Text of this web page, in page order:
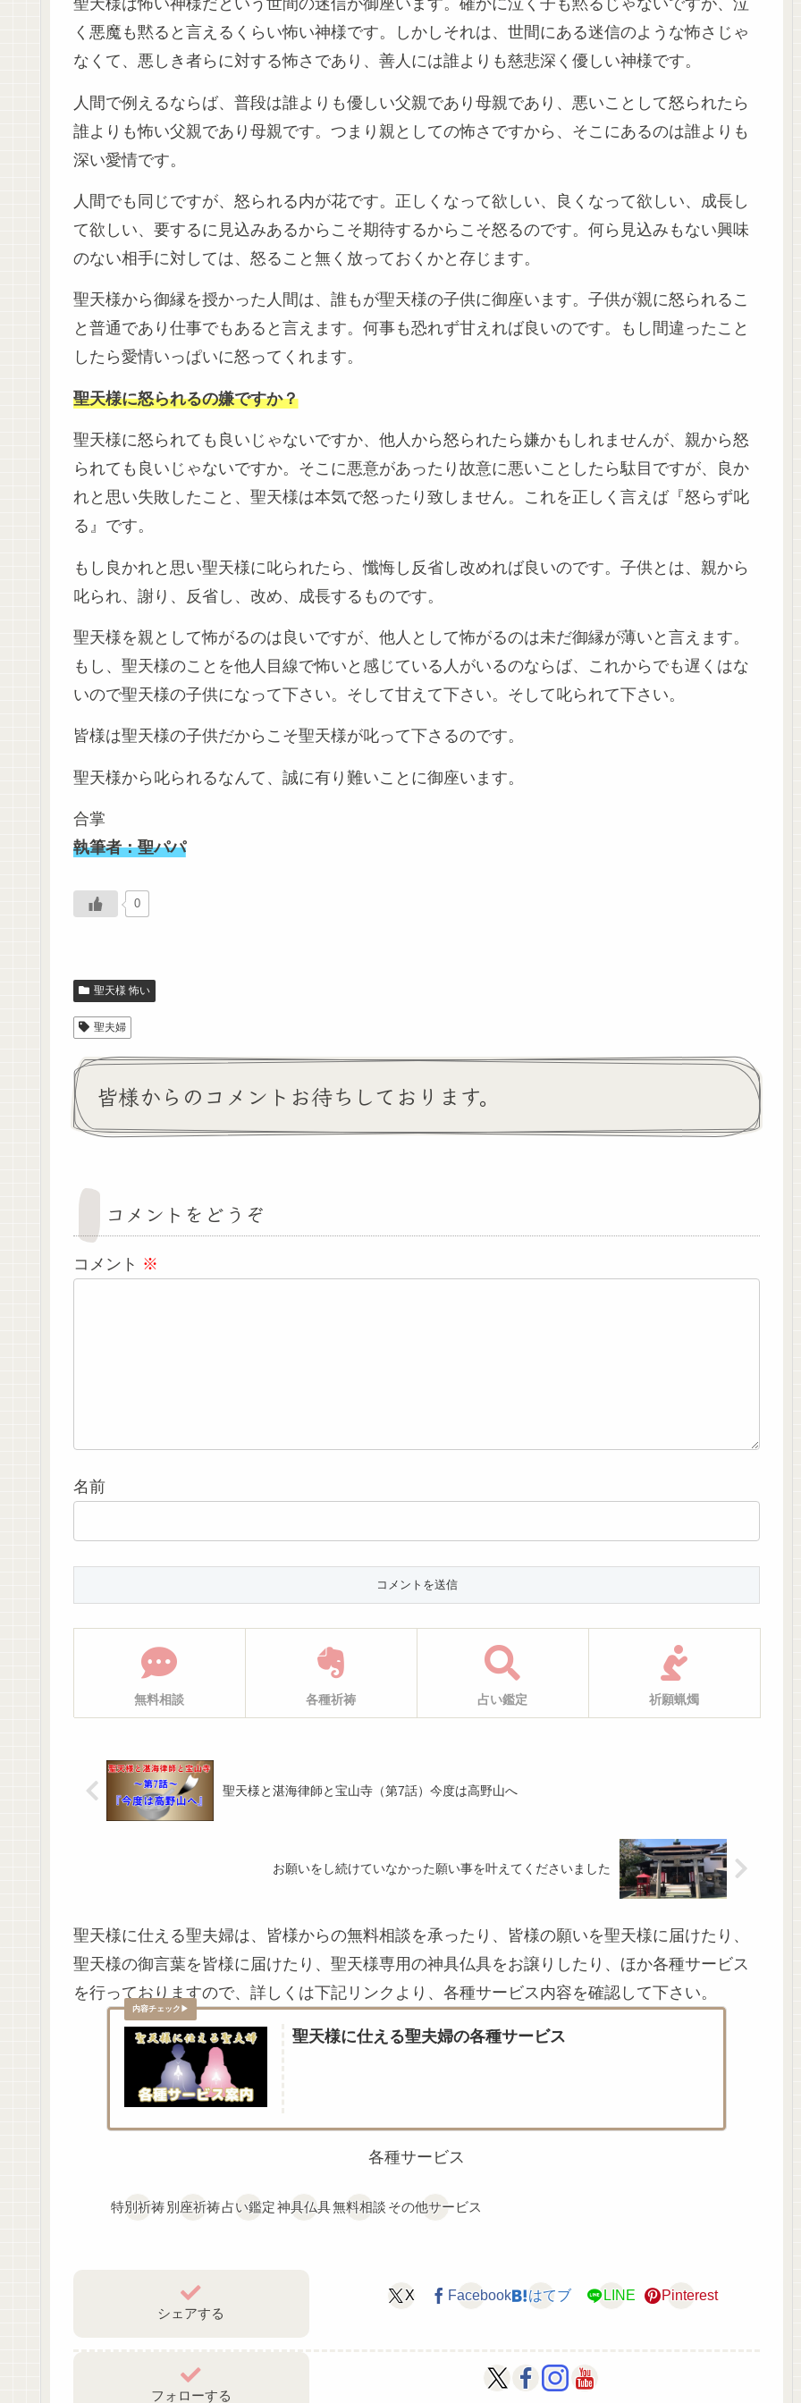
聖天様は怖い神様だという世間の迷信が御座います。確かに泣く子も黙るじゃないですが、泣
く悪魔も黙ると言えるくらい怖い神様です。しかしそれは、世間にある迷信のような怖さじゃ
なくて、悪しき者らに対する怖さであり、善人には誰よりも慈悲深く優しい神様です。
人間で例えるならば、普段は誰よりも優しい父親であり母親であり、悪いことして怒られたら
誰よりも怖い父親であり母親です。つまり親としての怖さですから、そこにあるのは誰よりも
深い愛情です。
人間でも同じですが、怒られる内が花です。正しくなって欲しい、良くなって欲しい、成長し
て欲しい、要するに見込みあるからこそ期待するからこそ怒るのです。何ら見込みもない興味
のない相手に対しては、怒ること無く放っておくかと存じます。
聖天様から御縁を授かった人間は、誰もが聖天様の子供に御座います。子供が親に怒られるこ
と普通であり仕事でもあると言えます。何事も恐れず甘えれば良いのです。もし間違ったこと
したら愛情いっぱいに怒ってくれます。
聖天様に怒られるの嫌ですか？
聖天様に怒られても良いじゃないですか、他人から怒られたら嫌かもしれませんが、親から怒
られても良いじゃないですか。そこに悪意があったり故意に悪いことしたら駄目ですが、良か
れと思い失敗したこと、聖天様は本気で怒ったり致しません。これを正しく言えば『怒らず叱
る』です。
もし良かれと思い聖天様に叱られたら、懺悔し反省し改めれば良いのです。子供とは、親から
叱られ、謝り、反省し、改め、成長するものです。
聖天様を親として怖がるのは良いですが、他人として怖がるのは未だ御縁が薄いと言えます。
もし、聖天様のことを他人目線で怖いと感じている人がいるのならば、これからでも遅くはな
いので聖天様の子供になって下さい。そして甘えて下さい。そして叱られて下さい。
皆様は聖天様の子供だからこそ聖天様が叱って下さるのです。
聖天様から叱られるなんて、誠に有り難いことに御座います。
合掌
執筆者：聖パパ
0
聖天様 怖い
聖夫婦
皆様からのコメントお待ちしております。
コメントをどうぞ
コメント ※
名前
無料相談 各種祈祷 占い鑑定 祈願蝋燭
聖天様と湛海律師と宝山寺（第7話）今度は高野山へ
お願いをし続けていなかった願い事を叶えてくださいました
聖天様に仕える聖夫婦は、皆様からの無料相談を承ったり、皆様の願いを聖天様に届けたり、
聖天様の御言葉を皆様に届けたり、聖天様専用の神具仏具をお譲りしたり、ほか各種サービス
を行っておりますので、詳しくは下記リンクより、各種サービス内容を確認して下さい。
聖天様に仕える聖夫婦の各種サービス
各種サービス
特別祈祷別座祈祷占い鑑定神具仏具無料相談 その他サービス
シェアする
X Facebook はてブ LINE Pinterest
フォローする